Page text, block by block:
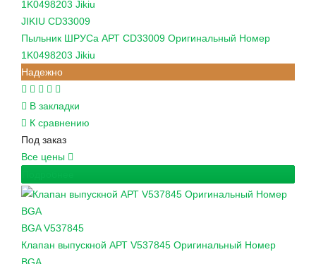
JIKIU CD33009
Пыльник ШРУСа АРТ CD33009 Оригинальный Номер
1K0498203 Jikiu
Надежно
В закладки
К сравнению
Под заказ
Все цены
BGA V537845
Клапан выпускной АРТ V537845 Оригинальный Номер